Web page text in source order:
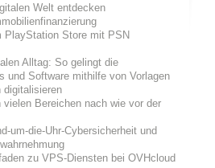
Welt entdecken
PlayStation Store mit PSN
Alltag: So gelingt die
und Software mithilfe von Vorlagen
digitalisieren
Bereichen nach wie vor der
um-die-Uhr-Cybersicherheit und
zu VPS-Diensten bei OVHcloud